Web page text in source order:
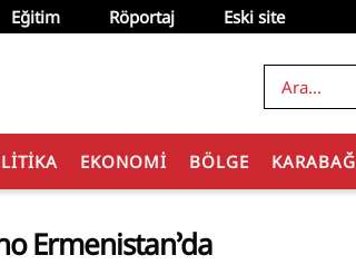
Eğitim Röportaj Eski site
EKONOMI BÖLGE KARABAĞ
Ermenistan’da